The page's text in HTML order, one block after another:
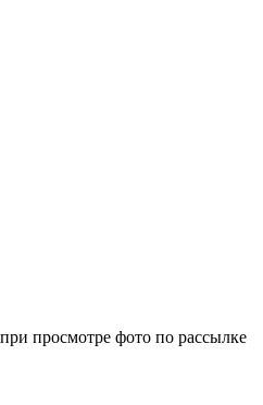
просмотре фото по рассылке